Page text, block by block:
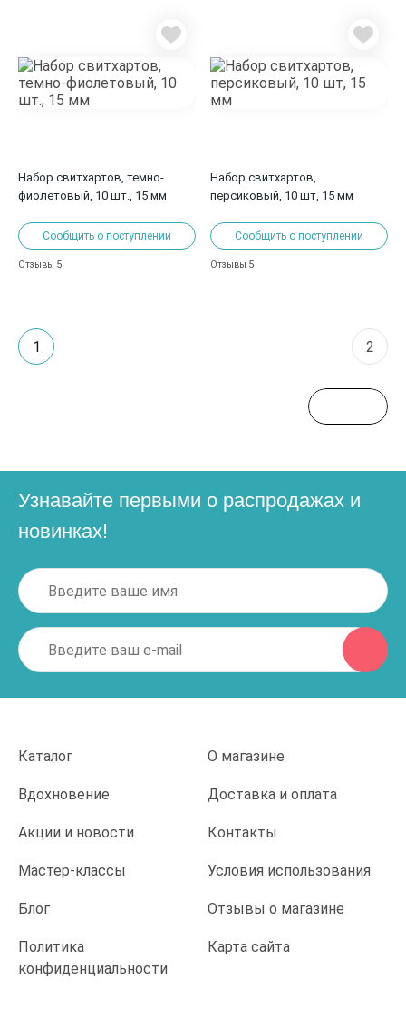
Набор свитхартов, темно-
фиолетовый, 10 шт., 15 мм
Сообщить о поступлении
Отзывы 5
Набор свитхартов,
персиковый, 10 шт, 15 мм
Сообщить о поступлении
Отзывы 5
1 2
Узнавайте первыми о распродажах и
новинках!
Каталог О магазине
Вдохновение Доставка и оплата
Акции и новости Контакты
Мастер-классы Условия использования
Блог Отзывы о магазине
Политика
конфиденциальности
Карта сайта